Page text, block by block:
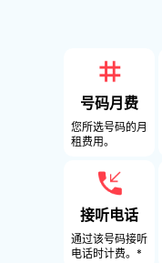
号码月费
您所选号码的月
租费用。
接听电话
通过该号码接听
电话时计费。*